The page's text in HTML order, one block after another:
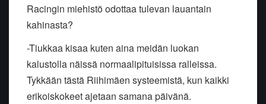
Racingin miehistö odottaa tulevan lauantain
kahinasta?
-Tiukkaa kisaa kuten aina meidän luokan
kalustolla näissä normaalipituisissa ralleissa.
Tykkään tästä Riihimäen systeemistä, kun kaikki
erikoiskokeet ajetaan samana päivänä.